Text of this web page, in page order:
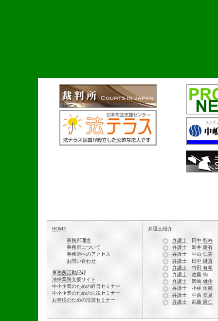
HOME
事務所理念
事務所について
事務所へのアクセス
お問い合わせ
事務所活動記録
法律業務支援サイト
中小企業のための経営セミナー
中小企業のための法律セミナー
お寺様のための法律セミナー
弁護士紹介
弁護士 田中 彰寿
弁護士 新井 慶有
弁護士 中山 仁美
弁護士 田中 継貴
弁護士 竹田 有希
弁護士 佐藤 絢
弁護士 岡崎 雄作
弁護士 小林 佑輔
弁護士 中西 友見
弁護士 武藤 廉仁